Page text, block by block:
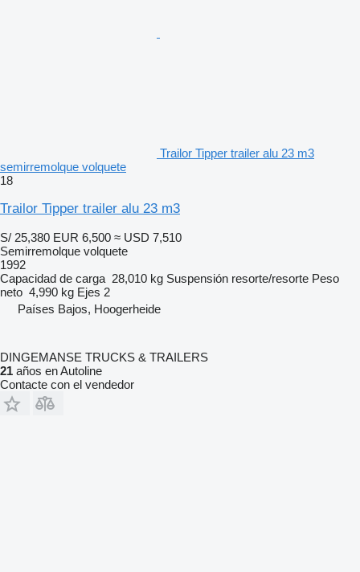
Trailor Tipper trailer alu 23 m3
semirremolque volquete
18
Trailor Tipper trailer alu 23 m3
S/ 25,380 EUR 6,500 ≈ USD 7,510
Semirremolque volquete
1992
Capacidad de carga 28,010 kg Suspensión resorte/resorte Peso
neto 4,990 kg Ejes 2
Países Bajos, Hoogerheide
DINGEMANSE TRUCKS & TRAILERS
21 años en Autoline
Contacte con el vendedor